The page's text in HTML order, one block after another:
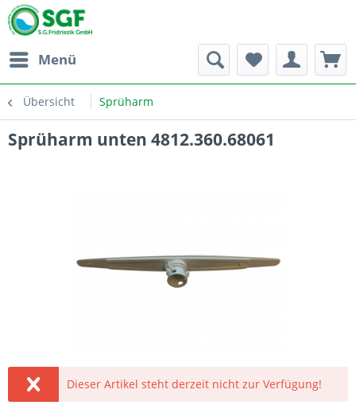
Menü
Übersicht Sprüharm
Sprüharm unten 4812.360.68061
Dieser Artikel steht derzeit nicht zur Verfügung!